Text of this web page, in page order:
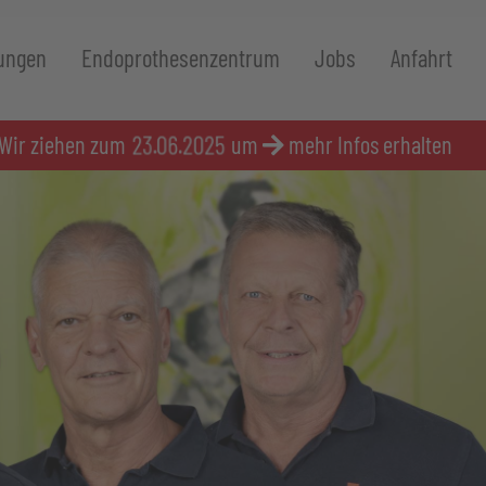
Endoprothesenzentrum Jobs Anfahrt
ziehen zum23.06.2025um mehr Infos erhalten